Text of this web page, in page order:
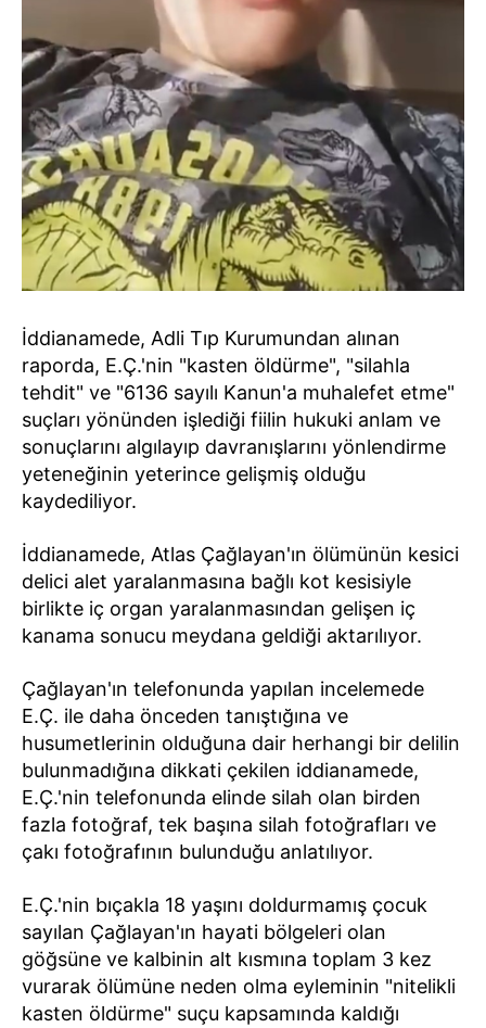
İddianamede, Adli Tıp Kurumundan alınan
raporda, E.Ç.'nin "kasten öldürme", "silahla
tehdit" ve "6136 sayılı Kanun'a muhalefet etme"
suçları yönünden işlediği fiilin hukuki anlam ve
sonuçlarını algılayıp davranışlarını yönlendirme
yeteneğinin yeterince gelişmiş olduğu
kaydediliyor.
İddianamede, Atlas Çağlayan'ın ölümünün kesici
delici alet yaralanmasına bağlı kot kesisiyle
birlikte iç organ yaralanmasından gelişen iç
kanama sonucu meydana geldiği aktarılıyor.
Çağlayan'ın telefonunda yapılan incelemede
E.Ç. ile daha önceden tanıştığına ve
husumetlerinin olduğuna dair herhangi bir delilin
bulunmadığına dikkati çekilen iddianamede,
E.Ç.'nin telefonunda elinde silah olan birden
fazla fotoğraf, tek başına silah fotoğrafları ve
çakı fotoğrafının bulunduğu anlatılıyor.
E.Ç.'nin bıçakla 18 yaşını doldurmamış çocuk
sayılan Çağlayan'ın hayati bölgeleri olan
göğsüne ve kalbinin alt kısmına toplam 3 kez
vurarak ölümüne neden olma eyleminin "nitelikli
kasten öldürme" suçu kapsamında kaldığı